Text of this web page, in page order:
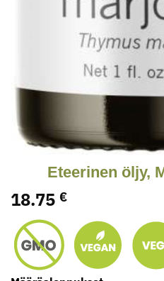
Eteerinen öljy,
18.75 €